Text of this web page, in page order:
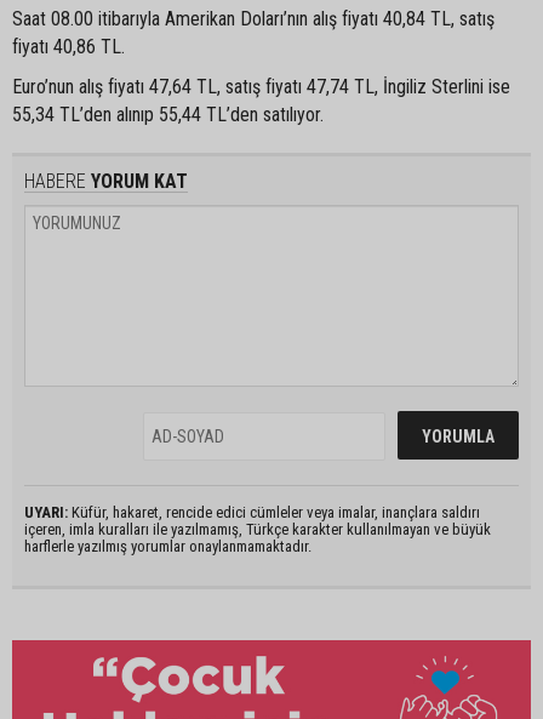
Saat 08.00 itibarıyla Amerikan Doları’nın alış fiyatı 40,84 TL, satış
fiyatı 40,86 TL.
Euro’nun alış fiyatı 47,64 TL, satış fiyatı 47,74 TL, İngiliz Sterlini ise
55,34 TL’den alınıp 55,44 TL’den satılıyor.
HABERE YORUM KAT
UYARI: Küfür, hakaret, rencide edici cümleler veya imalar, inançlara saldırı
içeren, imla kuralları ile yazılmamış, Türkçe karakter kullanılmayan ve büyük
harflerle yazılmış yorumlar onaylanmamaktadır.